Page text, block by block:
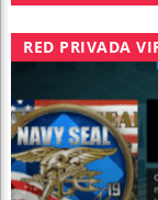
RED PRIVADA